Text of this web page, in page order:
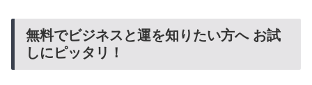
無料でビジネスと運を知りたい方へ お試
しにピッタリ！